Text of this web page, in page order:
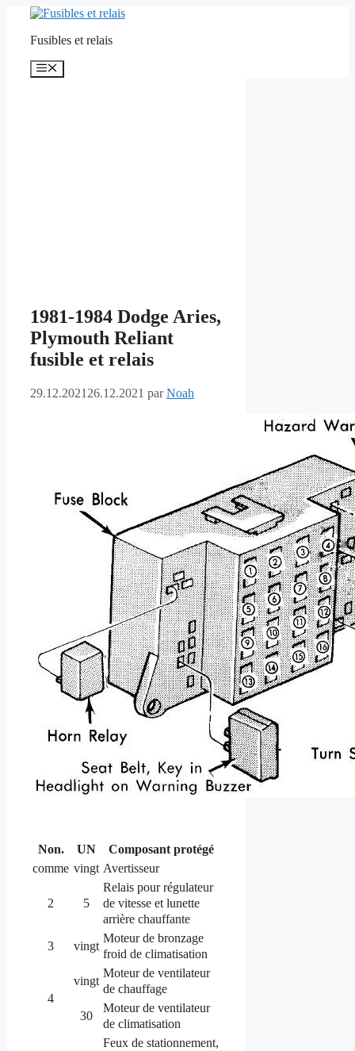
contenuFusibles et relais
Menu
1981-1984 Dodge Aries,
Plymouth Reliant
fusible et relais
29.12.2021 26.12.2021 parNoah
Non. UN
Composant protégé
comme vingt Avertisseur
2 5
Relais pour régulateur
de vitesse et lunette
arrière chauffante
3 vingt
Moteur de bronzage
froid de climatisation
4
vingt
Moteur de ventilateur
de chauffage
30
Moteur de ventilateur
de climatisation
Feux de stationnement,